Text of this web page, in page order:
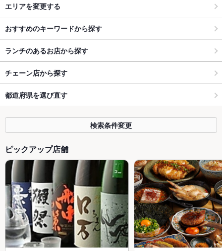
エリアを変更する
おすすめのキーワードから探す
ランチのあるお店から探す
チェーン店から探す
都道府県を選び直す
検索条件変更
ピックアップ店舗